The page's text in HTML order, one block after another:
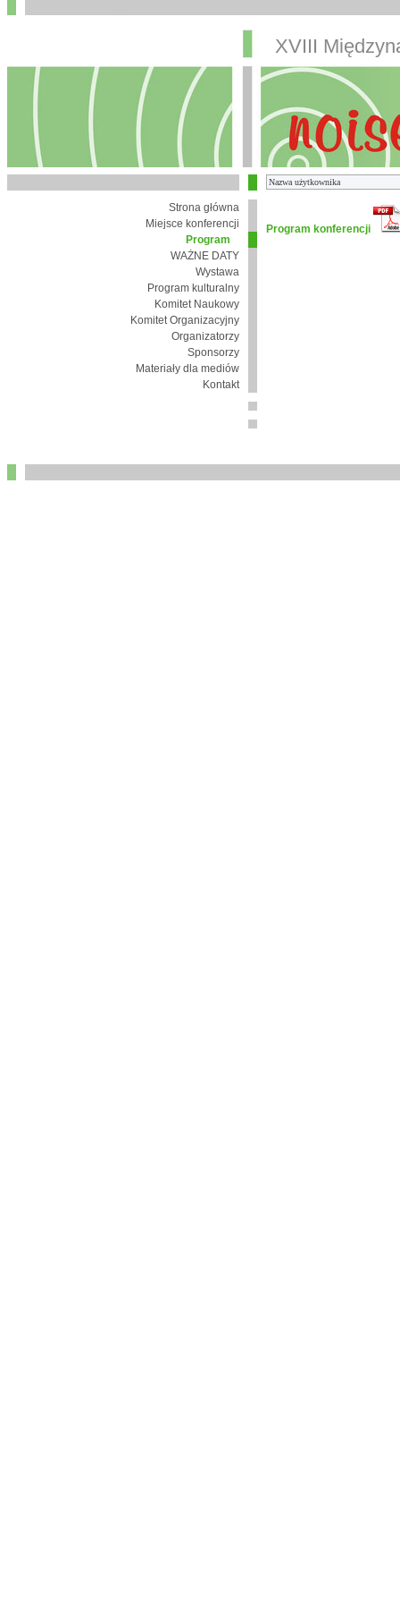
XVIII
Strona główna
Miejsce konferencji
Program
WAŻNE DATY
Wystawa
Program kulturalny
Komitet Naukowy
Komitet Organizacyjny
Organizatorzy
Sponsorzy
Materiały dla mediów
Kontakt
Program konferencji